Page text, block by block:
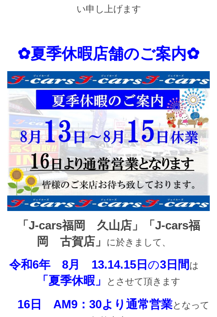
い申し上げます
✿夏季休暇店舗のご案内✿
「J-cars福岡 久山店」「J-cars福
岡 古賀店」
に於きまして、
令和6年 8月 13.14.15日 の3日間は
「夏季休暇」 とさせて頂きます
16日 AM9：30より通常営業となって